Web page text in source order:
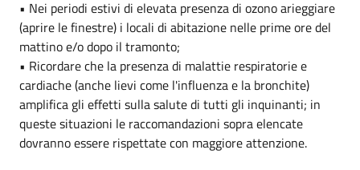
• Nei periodi estivi di elevata presenza di ozono arieggiare
(aprire le finestre) i locali di abitazione nelle prime ore del
mattino e/o dopo il tramonto;
• Ricordare che la presenza di malattie respiratorie e
cardiache (anche lievi come l'influenza e la bronchite)
amplifica gli effetti sulla salute di tutti gli inquinanti; in
queste situazioni le raccomandazioni sopra elencate
dovranno essere rispettate con maggiore attenzione.